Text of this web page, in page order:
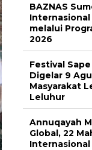
BAZNAS
Internasional
melalui
2026
Festival
Digelar 9
Masyarakat
Leluhur
Annuqayah
Global, 22
Internasional